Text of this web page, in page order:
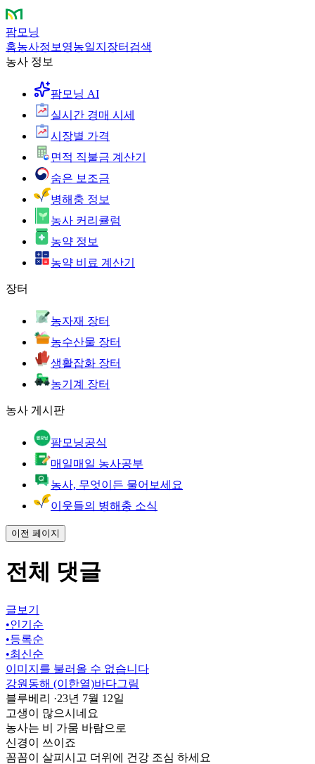
팜모닝
홈농사정보 영농일지 장터 검색
농사 정보
팜모닝 AI
실시간 경매 시세
시장별 가격
면적 직불금 계산기
숨은 보조금
병해충 정보
농사 커리큘럼
농약 정보
농약 비료 계산기
장터
농자재 장터
농수산물 장터
생활잡화 장터
농기계 장터
농사 게시판
팜모닝공식
매일매일 농사공부
농사, 무엇이든 물어보세요
이웃들의 병해충 소식
이전 페이지
전체 댓글
글보기
•인기순
•등록순
•최신순
이미지를 불러올 수 없습니다
강원동해 (이한열)바다그림
블루베리 ·23년 7월 12일
고생이 많으시네요
농사는 비 가뭄 바람으로
신경이 쓰이죠
꼼꼼이 살피시고 더위에 건강 조심 하세요